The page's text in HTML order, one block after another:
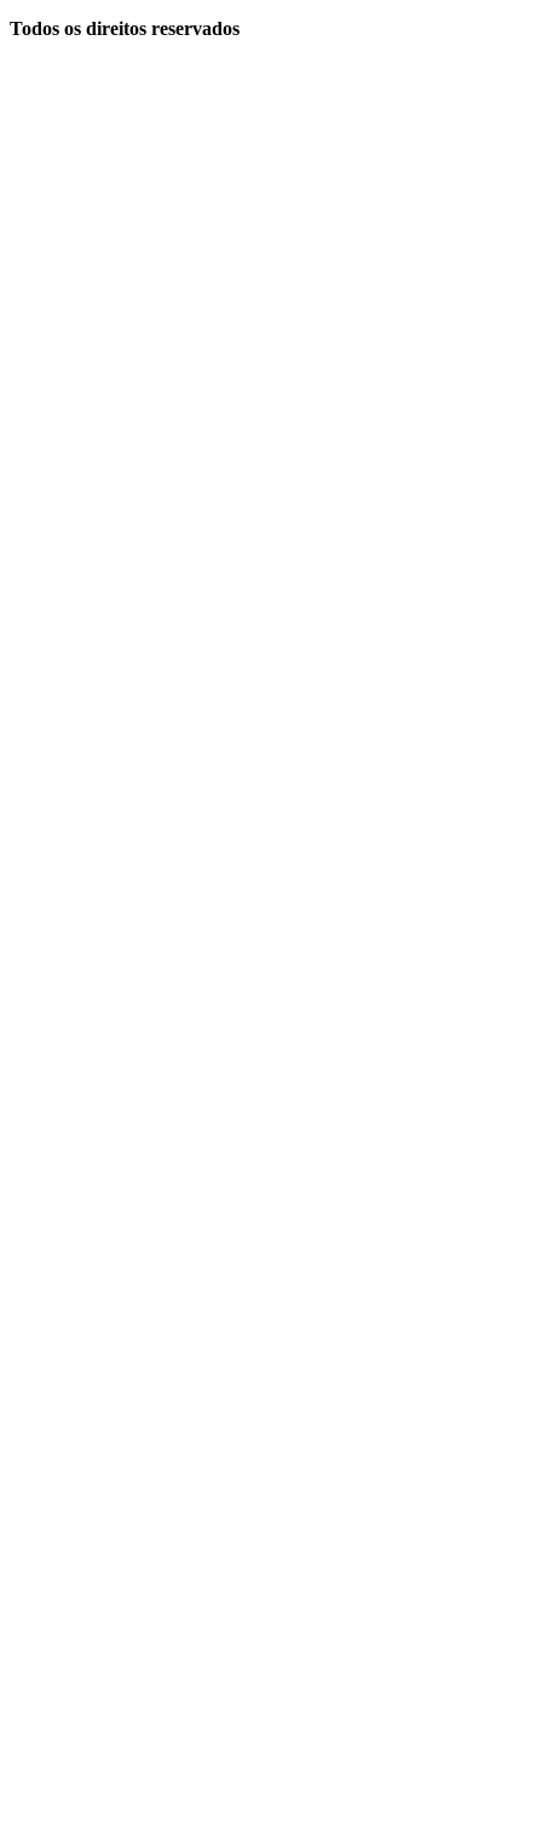
Todos os direitos reservados